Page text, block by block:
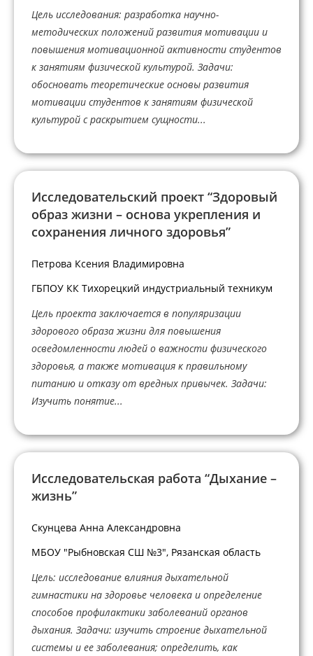
Цель исследования: разработка научно-
методических положений развития мотивации и
повышения мотивационной активности студентов
к занятиям физической культурой. Задачи:
обосновать теоретические основы развития
мотивации студентов к занятиям физической
культурой с раскрытием сущности...
Исследовательский проект “Здоровый
образ жизни – основа укрепления и
сохранения личного здоровья”
Петрова Ксения Владимировна
ГБПОУ КК Тихорецкий индустриальный техникум
Цель проекта заключается в популяризации
здорового образа жизни для повышения
осведомленности людей о важности физического
здоровья, а также мотивация к правильному
питанию и отказу от вредных привычек. Задачи:
Изучить понятие...
Исследовательская работа “Дыхание –
жизнь”
Скунцева Анна Александровна
МБОУ "Рыбновская СШ №3", Рязанская область
Цель: исследование влияния дыхательной
гимнастики на здоровье человека и определение
способов профилактики заболеваний органов
дыхания. Задачи: изучить строение дыхательной
системы и ее заболевания; определить, как